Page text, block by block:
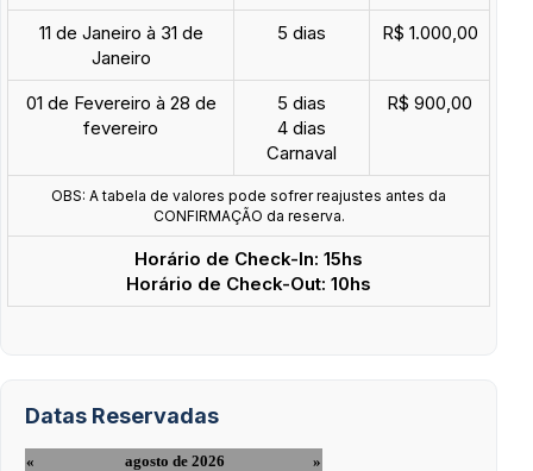
11 de Janeiro à 31 de
Janeiro
5 dias R$ 1.000,00
01 de Fevereiro à 28 de
fevereiro
5 dias
4 dias
Carnaval
R$ 900,00
OBS: A tabela de valores pode sofrer reajustes antes da
CONFIRMAÇÃO da reserva.
Horário de Check-In: 15hs
Horário de Check-Out: 10hs
Datas Reservadas
« agosto de 2026 »